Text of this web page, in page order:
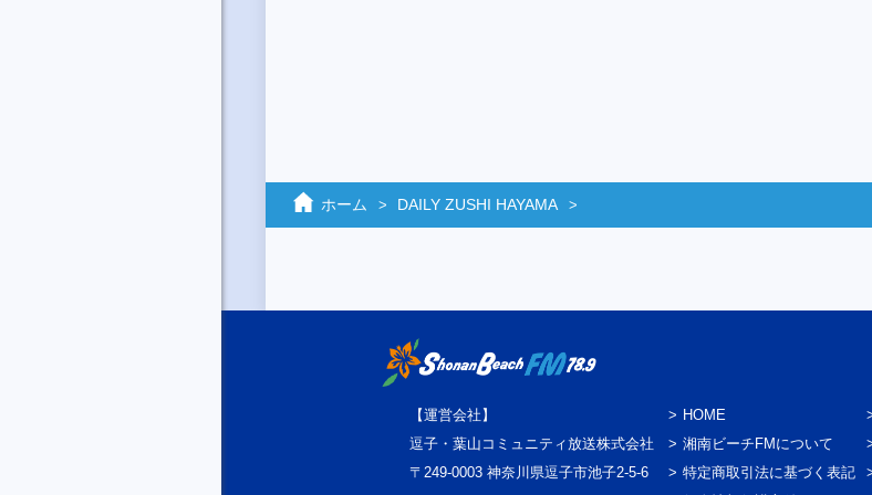
ホーム DAILY ZUSHI HAYAMA
【運営会社】
逗子・葉山コミュニティ放送株式会社
〒249-0003 神奈川県逗子市池子2-5-6
HOME
湘南ビーチFMについて
特定商取引法に基づく表記